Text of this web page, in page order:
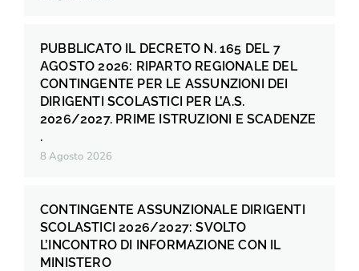
PUBBLICATO IL DECRETO N. 165 DEL 7
AGOSTO 2026: RIPARTO REGIONALE DEL
CONTINGENTE PER LE ASSUNZIONI DEI
DIRIGENTI SCOLASTICI PER L’A.S.
2026/2027. PRIME ISTRUZIONI E SCADENZE
.
8 Agosto 2026
CONTINGENTE ASSUNZIONALE DIRIGENTI
SCOLASTICI 2026/2027: SVOLTO
L’INCONTRO DI INFORMAZIONE CON IL
MINISTERO